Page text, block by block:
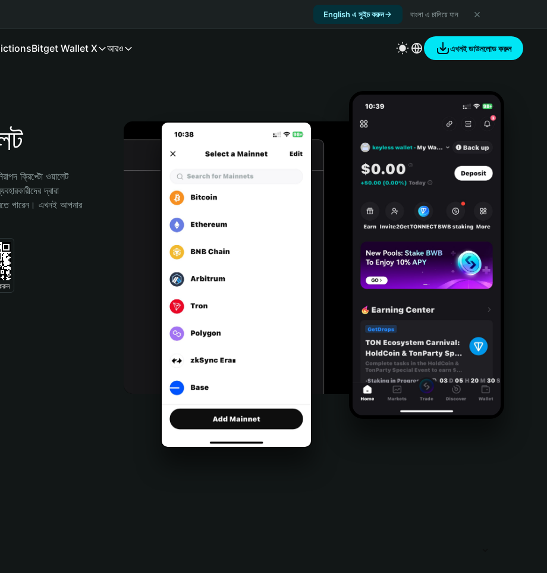
English এ সুইচ করুন বাংলা এ চালিয়ে যান
Bitget Wallet X আরও এখনই ডাউনলোড করুন
ক্রিপ্টো ওয়ালেট
দ্বারা
পারেন। এখনই আপনার